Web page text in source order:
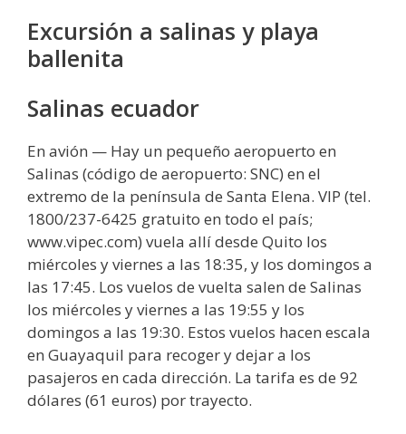
Excursión a salinas y playa
ballenita
Salinas ecuador
En avión — Hay un pequeño aeropuerto en
Salinas (código de aeropuerto: SNC) en el
extremo de la península de Santa Elena. VIP (tel.
1800/237-6425 gratuito en todo el país;
www.vipec.com) vuela allí desde Quito los
miércoles y viernes a las 18:35, y los domingos a
las 17:45. Los vuelos de vuelta salen de Salinas
los miércoles y viernes a las 19:55 y los
domingos a las 19:30. Estos vuelos hacen escala
en Guayaquil para recoger y dejar a los
pasajeros en cada dirección. La tarifa es de 92
dólares (61 euros) por trayecto.